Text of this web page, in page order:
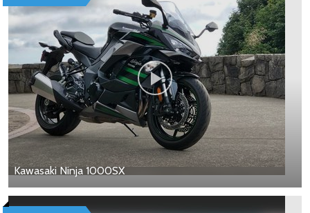
Kawasaki Ninja 1000SX